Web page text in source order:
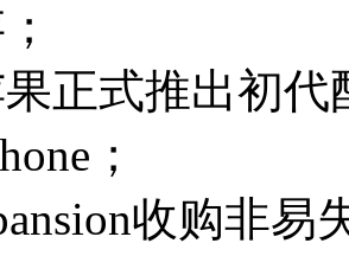
正式推出初代
；
收购非